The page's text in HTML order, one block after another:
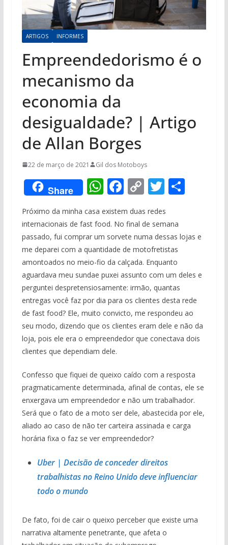
ARTIGOS INFORMES
Empreendedorismo é o
mecanismo da
economia da
desigualdade? | Artigo
de Allan Borges
22 de março de 2021 Gil dos Motoboys
Share W
at
s
A
p
p
F
ac
e
b
o
o
k
C
p
y
Li
n
k
T
itt
er
S
e
Próximo da minha casa existem duas redes
internacionais de fast food. No final de semana
passado, fui comprar um sorvete numa dessas lojas e
me deparei com a quantidade de motofretistas
amontoados no meio-fio da calçada. Enquanto
aguardava meu sundae puxei assunto com um deles e
perguntei despretensiosamente: irmão, quantas
entregas você faz por dia para os clientes desta rede
de fast food? Ele, muito convicto, me respondeu ao
seu modo, dizendo que os clientes eram dele e não da
loja, pois ele era o empreendedor que conectava dois
clientes que dependiam dele.
Confesso que fiquei de queixo caído com a resposta
pragmaticamente determinada, afinal de contas, ele se
enxergava um empreendedor e não um trabalhador.
Será que o fato de a moto ser dele, abastecida por ele,
aliado ao caso de não ter carteira assinada e carga
horária fixa o faz se ver empreendedor?
Uber | Decisão de conceder direitos
trabalhistas no Reino Unido deve influenciar
todo o mundo
De fato, foi de cair o queixo perceber que existe uma
narrativa altamente penetrante, que afeta o